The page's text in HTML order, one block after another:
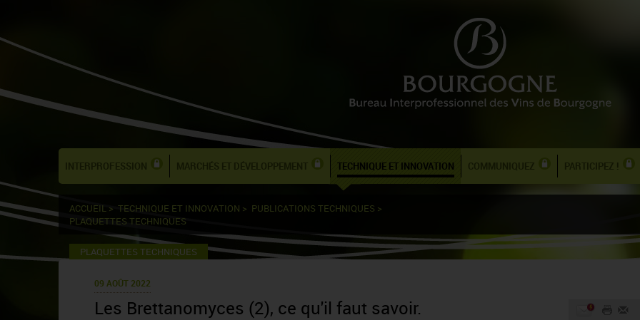
INTERPROFESSION MARCHÉS ET DÉVELOPPEMENT TECHNIQUE ET INNOVATION COMMUNIQUEZ PARTICIPEZ !
ACCUEIL > TECHNIQUE ET INNOVATION > PUBLICATIONS TECHNIQUES >
PLAQUETTES TECHNIQUES
PLAQUETTES TECHNIQUES
09 AOÛT 2022
Les Brettanomyces (2), ce qu'il faut savoir.